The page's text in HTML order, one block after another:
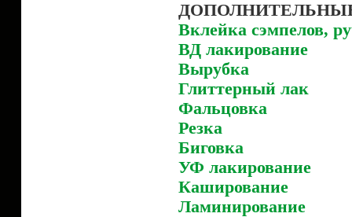
Вклейка сэмпелов,
ВД лакирование
Вырубка
Глиттерный лак
Фальцовка
Резка
Биговка
УФ лакирование
Каширование
Ламинирование